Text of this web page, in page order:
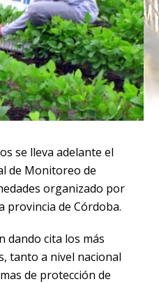
se lleva adelante el
de Monitoreo de
organizado por
provincia de Córdoba.
dando cita los más
tanto a nivel nacional
de protección de